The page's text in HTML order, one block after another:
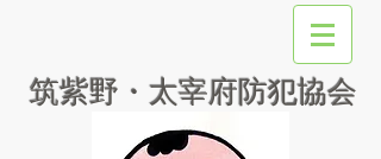
筑紫野・太宰府防犯協会